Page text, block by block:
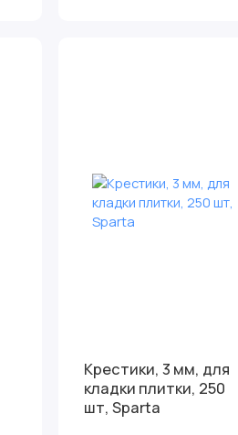
Крестики, 3 мм, для
кладки плитки, 250
шт, Sparta